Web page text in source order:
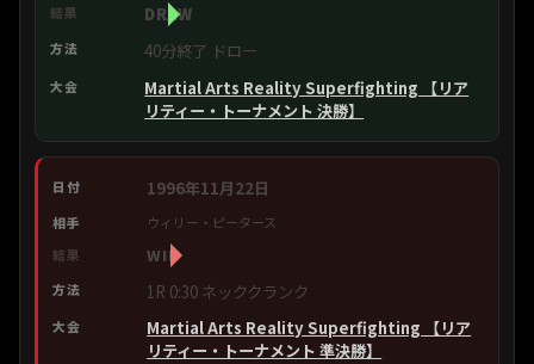
DRAW
40分終了 ドロー
Martial Arts Reality Superfighting 【リア
リティー・トーナメント 決勝】
1996年11月22日
ウィリー・ピータース
WIN
1R 0:30 ネッククランク
Martial Arts Reality Superfighting 【リア
リティー・トーナメント 準決勝】